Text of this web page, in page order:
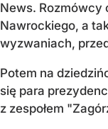
News. Rozmówcy
Nawrockiego, a
wyzwaniach,
Potem na
się para
z zespołem